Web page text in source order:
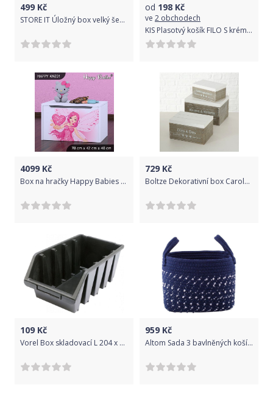
499 Kč
STORE IT Úložný box velký šedá s bílou hvězdou
od 198 Kč
ve 2 obchodech
KIS Plasotvý košík FILO S krémový R63999
4099 Kč
Box na hračky Happy Babies B25 70 x 42 x 40
729 Kč
Boltze Dekorativní box Carola Set 3 ks
109 Kč
Vorel Box skladovací L 204 x 340 x 155 mm
959 Kč
Altom Sada 3 bavlněných košíčků, 25+22+19 cm